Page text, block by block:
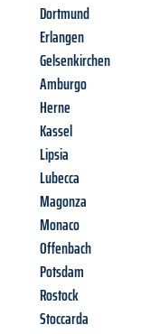
Dortmund
Erlangen
Gelsenkirchen
Amburgo
Herne
Kassel
Lipsia
Lubecca
Magonza
Monaco
Offenbach
Potsdam
Rostock
Stoccarda